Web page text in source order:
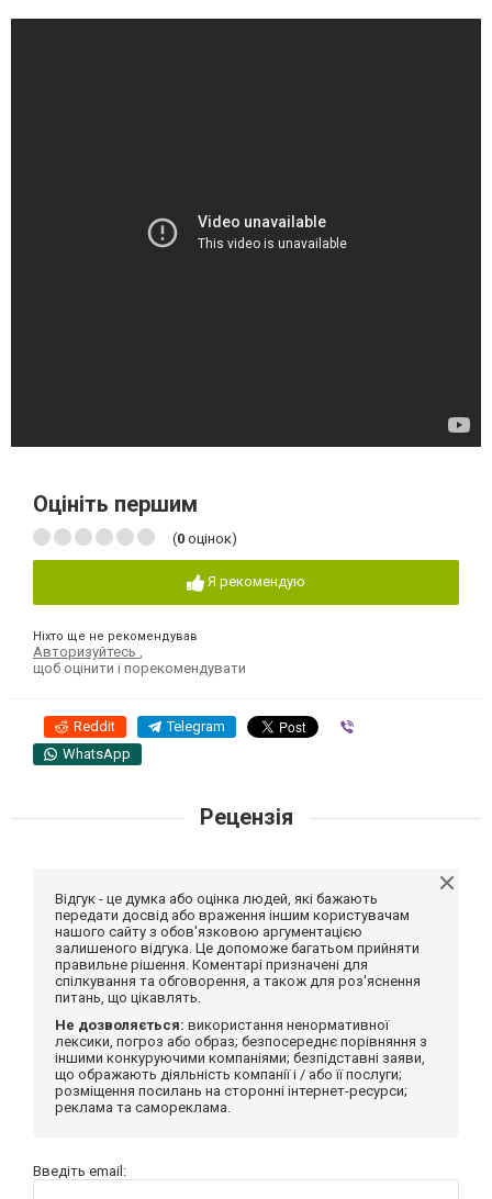
Оцініть першим
(0 оцінок)
Я рекомендую
Ніхто ще не рекомендував
Авторизуйтесь
щоб оцінити і порекомендувати
Reddit Telegram
WhatsApp
Рецензія
Відгук - це думка або оцінка людей, які бажають
передати досвід або враження іншим користувачам
нашого сайту з обов'язковою аргументацією
залишеного відгука. Це допоможе багатьом прийняти
правильне рішення. Коментарі призначені для
спілкування та обговорення, а також для роз'яснення
питань, що цікавлять.
Не дозволяється: використання ненормативної
лексики, погроз або образ; безпосереднє порівняння з
іншими конкуруючими компаніями; безпідставні заяви,
що ображають діяльність компанії і / або її послуги;
розміщення посилань на сторонні інтернет-ресурси;
реклама та самореклама.
Введіть email: